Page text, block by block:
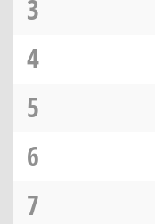
3
4
5
6
7